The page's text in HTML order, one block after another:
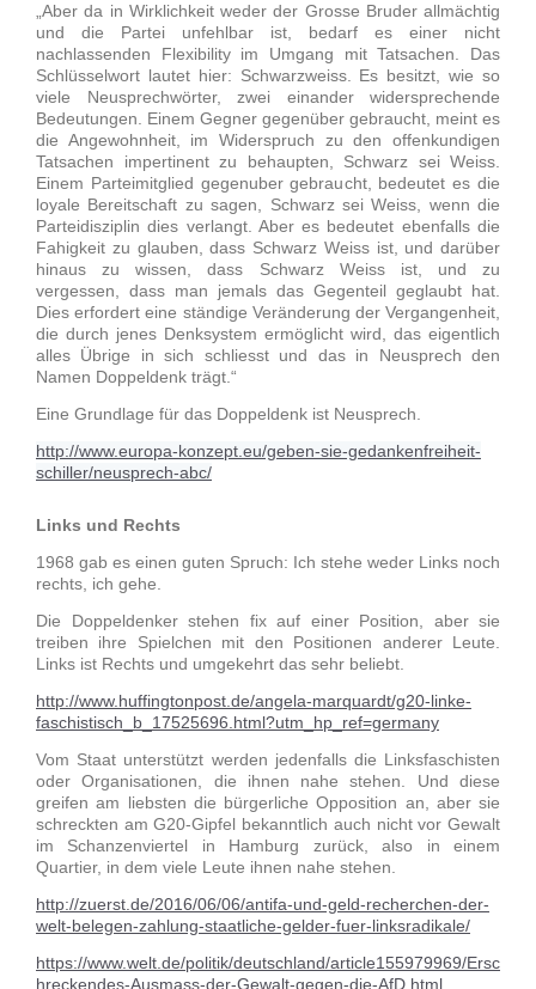
„Aber da in Wirklichkeit weder der Grosse Bruder allmächtig
und die Partei unfehlbar ist, bedarf es einer nicht
nachlassenden Flexibility im Umgang mit Tatsachen. Das
Schlüsselwort lautet hier: Schwarzweiss. Es besitzt, wie so
viele Neusprechwörter, zwei einander widersprechende
Bedeutungen. Einem Gegner gegenüber gebraucht, meint es
die Angewohnheit, im Widerspruch zu den offenkundigen
Tatsachen impertinent zu behaupten, Schwarz sei Weiss.
Einem Parteimitglied gegenuber gebraucht, bedeutet es die
loyale Bereitschaft zu sagen, Schwarz sei Weiss, wenn die
Parteidisziplin dies verlangt. Aber es bedeutet ebenfalls die
Fahigkeit zu glauben, dass Schwarz Weiss ist, und darüber
hinaus zu wissen, dass Schwarz Weiss ist, und zu
vergessen, dass man jemals das Gegenteil geglaubt hat.
Dies erfordert eine ständige Veränderung der Vergangenheit,
die durch jenes Denksystem ermöglicht wird, das eigentlich
alles Übrige in sich schliesst und das in Neusprech den
Namen Doppeldenk trägt.“
Eine Grundlage für das Doppeldenk ist Neusprech.
http://www.europa-konzept.eu/geben-sie-gedankenfreiheit-
schiller/neusprech-abc/
Links und Rechts
1968 gab es einen guten Spruch: Ich stehe weder Links noch
rechts, ich gehe.
Die Doppeldenker stehen fix auf einer Position, aber sie
treiben ihre Spielchen mit den Positionen anderer Leute.
Links ist Rechts und umgekehrt das sehr beliebt.
http://www.huffingtonpost.de/angela-marquardt/g20-linke-
faschistisch_b_17525696.html?utm_hp_ref=germany
Vom Staat unterstützt werden jedenfalls die Linksfaschisten
oder Organisationen, die ihnen nahe stehen. Und diese
greifen am liebsten die bürgerliche Opposition an, aber sie
schreckten am G20-Gipfel bekanntlich auch nicht vor Gewalt
im Schanzenviertel in Hamburg zurück, also in einem
Quartier, in dem viele Leute ihnen nahe stehen.
http://zuerst.de/2016/06/06/antifa-und-geld-recherchen-der-
welt-belegen-zahlung-staatliche-gelder-fuer-linksradikale/
https://www.welt.de/politik/deutschland/article155979969/Ersc
hreckendes-Ausmass-der-Gewalt-gegen-die-AfD.html